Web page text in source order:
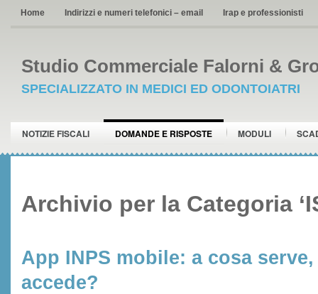
Home Indirizzi e numeri telefonici – email Irap e professionisti
Studio Commerciale Falorni &
SPECIALIZZATO IN MEDICI ED ODONTOIATRI
NOTIZIE FISCALI DOMANDE E RISPOSTE MODULI
Archivio per la Categoria
App INPS mobile: a cosa
accede?